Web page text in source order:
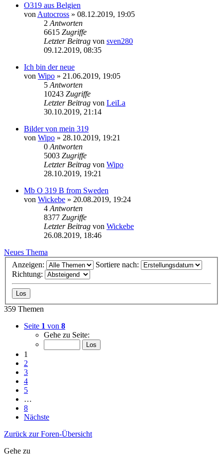
O319 aus Belgien
von Autocross » 08.12.2019, 19:05
2 Antworten
6615 Zugriffe
Letzter Beitrag von sven280
09.12.2019, 08:35
Ich bin der neue
von Wipo » 21.06.2019, 19:05
5 Antworten
10243 Zugriffe
Letzter Beitrag von LeiLa
30.10.2019, 21:14
Bilder von mein 319
von Wipo » 28.10.2019, 19:21
0 Antworten
5003 Zugriffe
Letzter Beitrag von Wipo
28.10.2019, 19:21
Mb O 319 B from Sweden
von Wickebe » 20.08.2019, 19:24
4 Antworten
8377 Zugriffe
Letzter Beitrag von Wickebe
26.08.2019, 18:46
Neues Thema
Anzeigen:
Sortiere nach:
Richtung:
359 Themen
Seite 1 von 8
Gehe zu Seite:
1
2
3
4
5
…
8
Nächste
Zurück zur Foren-Übersicht
Gehe zu